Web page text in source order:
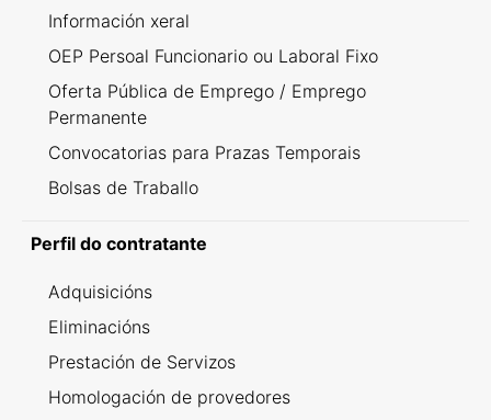
Información xeral
OEP Persoal Funcionario ou Laboral Fixo
Oferta Pública de Emprego / Emprego
Permanente
Convocatorias para Prazas Temporais
Bolsas de Traballo
Perfil do contratante
Adquisicións
Eliminacións
Prestación de Servizos
Homologación de provedores